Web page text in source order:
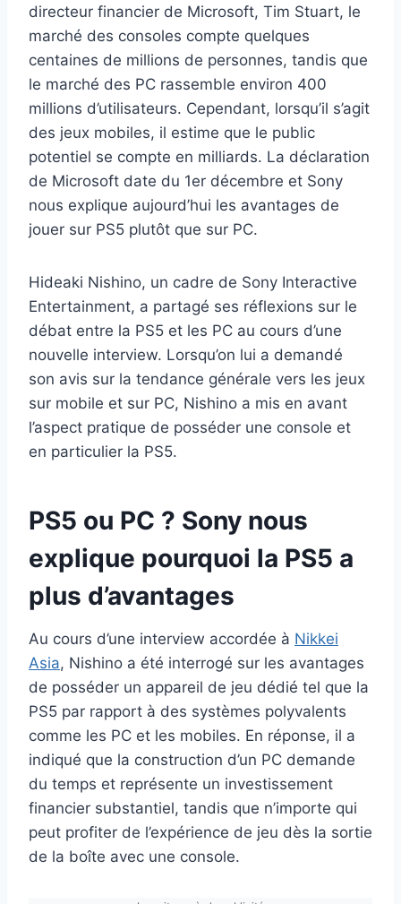
directeur financier de Microsoft, Tim Stuart, le
marché des consoles compte quelques
centaines de millions de personnes, tandis que
le marché des PC rassemble environ 400
millions d’utilisateurs. Cependant, lorsqu’il s’agit
des jeux mobiles, il estime que le public
potentiel se compte en milliards. La déclaration
de Microsoft date du 1er décembre et Sony
nous explique aujourd’hui les avantages de
jouer sur PS5 plutôt que sur PC.
Hideaki Nishino, un cadre de Sony Interactive
Entertainment, a partagé ses réflexions sur le
débat entre la PS5 et les PC au cours d’une
nouvelle interview. Lorsqu’on lui a demandé
son avis sur la tendance générale vers les jeux
sur mobile et sur PC, Nishino a mis en avant
l’aspect pratique de posséder une console et
en particulier la PS5.
PS5 ou PC ? Sony nous
explique pourquoi la PS5 a
plus d’avantages
Au cours d’une interview accordée à Nikkei
Asia, Nishino a été interrogé sur les avantages
de posséder un appareil de jeu dédié tel que la
PS5 par rapport à des systèmes polyvalents
comme les PC et les mobiles. En réponse, il a
indiqué que la construction d’un PC demande
du temps et représente un investissement
financier substantiel, tandis que n’importe qui
peut profiter de l’expérience de jeu dès la sortie
de la boîte avec une console.